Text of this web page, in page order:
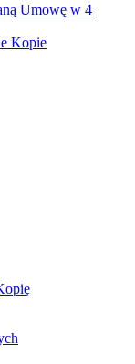
Umowę w 4
Kopie